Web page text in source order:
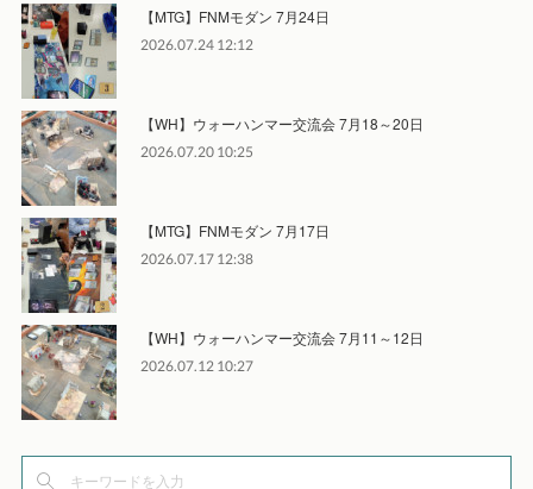
【MTG】FNMモダン 7月24日
2026.07.24 12:12
【WH】ウォーハンマー交流会 7月18～20日
2026.07.20 10:25
【MTG】FNMモダン 7月17日
2026.07.17 12:38
【WH】ウォーハンマー交流会 7月11～12日
2026.07.12 10:27